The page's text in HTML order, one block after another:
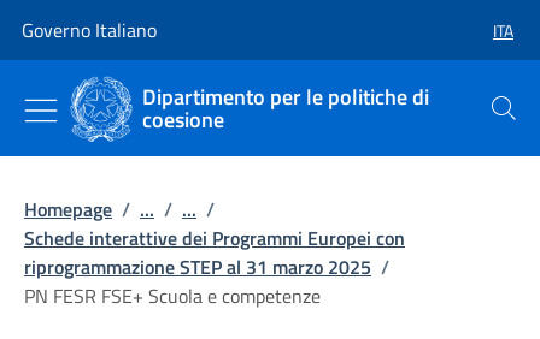
Governo Italiano ITA
Dipartimento per le politiche di
coesione Cerca
Homepage / ... / ... /
Schede interattive dei Programmi Europei con
riprogrammazione STEP al 31 marzo 2025 /
PN FESR FSE+ Scuola e competenze